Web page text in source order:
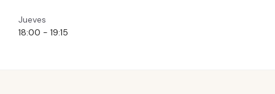
Jueves
18:00 - 19:15